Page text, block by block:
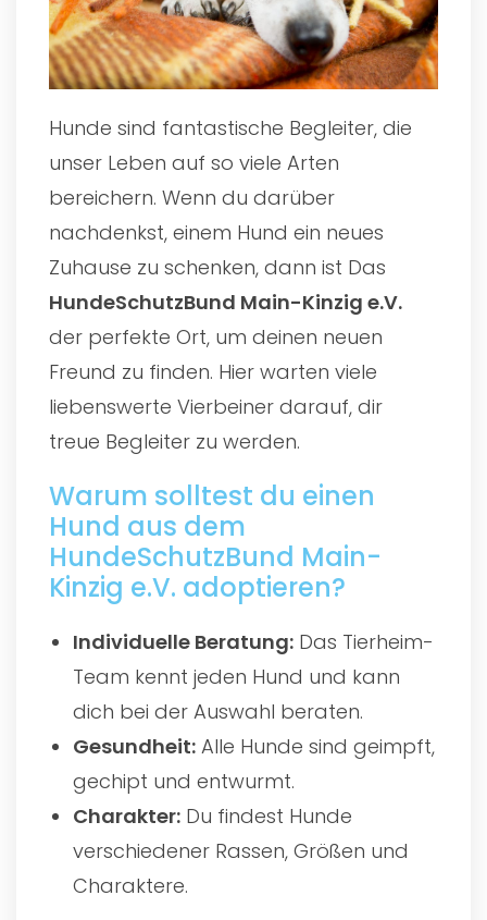
Hunde sind fantastische Begleiter, die
unser Leben auf so viele Arten
bereichern. Wenn du darüber
nachdenkst, einem Hund ein neues
Zuhause zu schenken, dann ist Das
HundeSchutzBund Main-Kinzig e.V.
der perfekte Ort, um deinen neuen
Freund zu finden. Hier warten viele
liebenswerte Vierbeiner darauf, dir
treue Begleiter zu werden.
Warum solltest du einen
Hund aus dem
HundeSchutzBund Main-
Kinzig e.V. adoptieren?
Individuelle Beratung: Das Tierheim-
Team kennt jeden Hund und kann
dich bei der Auswahl beraten.
Gesundheit: Alle Hunde sind geimpft,
gechipt und entwurmt.
Charakter: Du findest Hunde
verschiedener Rassen, Größen und
Charaktere.